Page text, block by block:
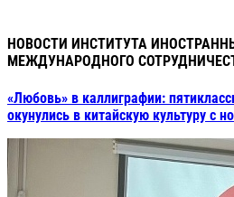
НОВОСТИ ИНСТИТУТА
МЕЖДУНАРОДНОГО
«Любовь» в каллиграфии:
окунулись в китайскую культуру с